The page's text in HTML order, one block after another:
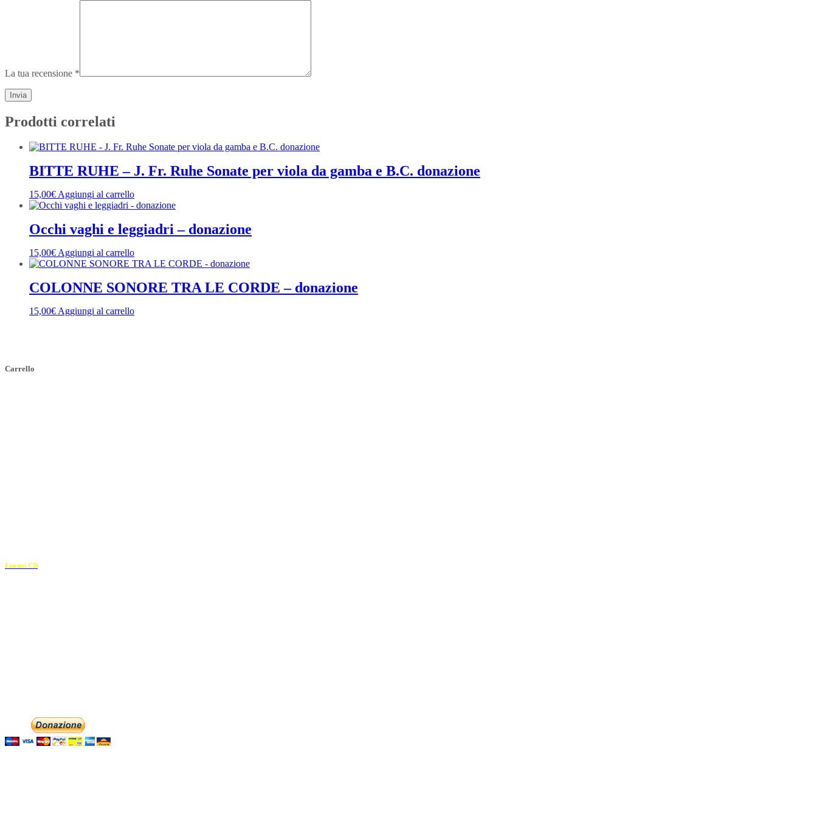
La tua recensione *
Prodotti correlati
BITTE RUHE – J. Fr. Ruhe Sonate per viola da gamba e B.C. donazione
15,00€ Aggiungi al carrello
Occhi vaghi e leggiadri – donazione
15,00€ Aggiungi al carrello
COLONNE SONORE TRA LE CORDE – donazione
15,00€ Aggiungi al carrello
Carrello
I nostri CD
English
Italiano